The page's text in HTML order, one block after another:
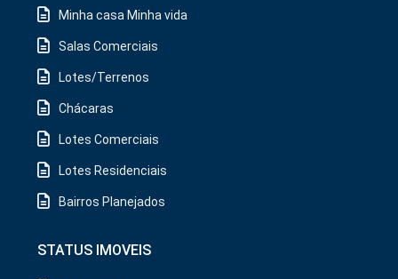
Minha casa Minha vida
Salas Comerciais
Lotes/Terrenos
Chácaras
Lotes Comerciais
Lotes Residenciais
Bairros Planejados
STATUS IMOVEIS